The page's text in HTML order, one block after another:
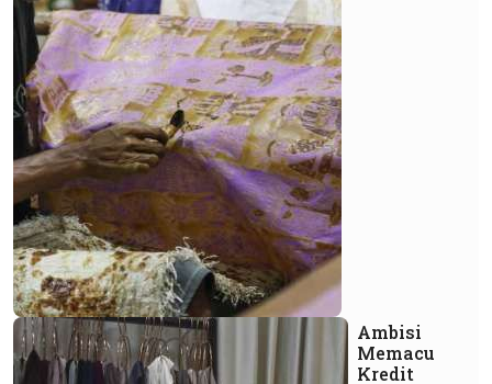
Ambisi
Memacu
Kredit